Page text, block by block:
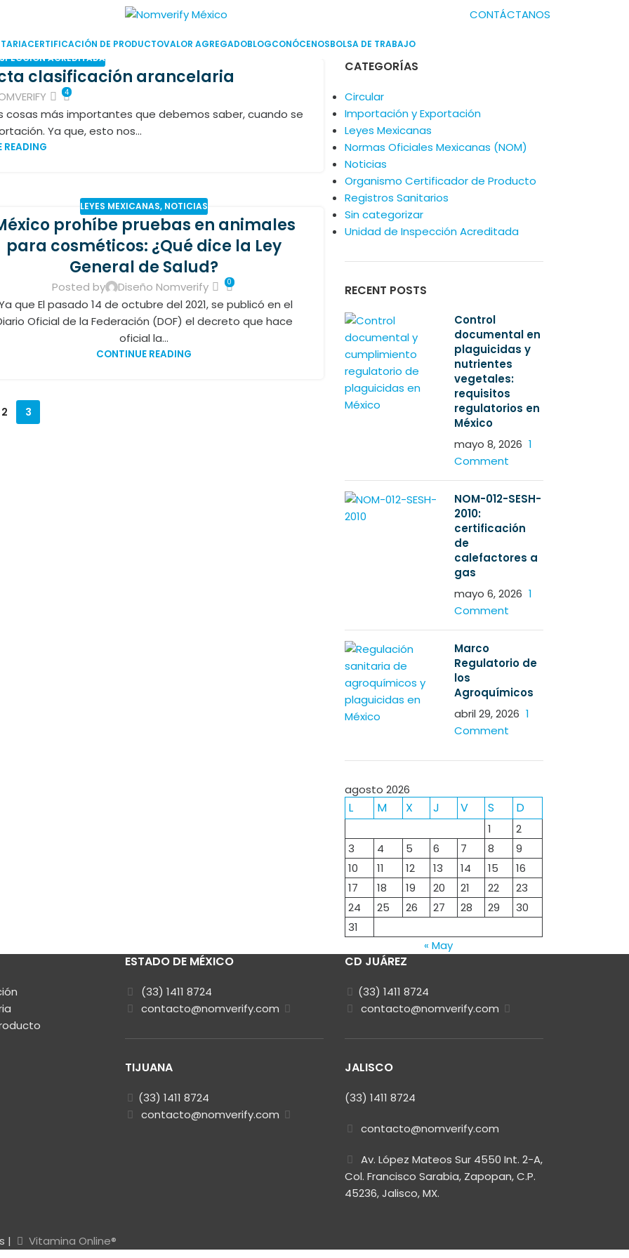
CONTÁCTANOS
CERTIFICACIÓN DE PRODUCTOVALOR AGREGADOBLOGCONÓCENOSBOLSA DE TRABAJO
ACREDITADA
clasificación arancelaria
4
más importantes que debemos saber, cuando se
Ya que, esto nos...
READING
LEYES MEXICANAS, NOTICIAS
prohíbe pruebas en animales
para cosméticos: ¿Qué dice la Ley
General de Salud?
Posted by Diseño Nomverify 0
que El pasado 14 de octubre del 2021, se publicó en el
Oficial de la Federación (DOF) el decreto que hace
oficial la...
CONTINUE READING
2 3
CATEGORÍAS
Circular
Importación y Exportación
Leyes Mexicanas
Normas Oficiales Mexicanas (NOM)
Noticias
Organismo Certificador de Producto
Registros Sanitarios
Sin categorizar
Unidad de Inspección Acreditada
RECENT POSTS
Control
documental en
plaguicidas y
nutrientes
vegetales:
requisitos
regulatorios en
México
mayo 8, 2026 1
Comment
NOM-012-SESH-
2010:
certificación
de
calefactores a
gas
mayo 6, 2026 1
Comment
Marco
Regulatorio de
los
Agroquímicos
abril 29, 2026 1
Comment
agosto 2026
L M X J V S D
1
2
3
4 5 6 7 8
9
10
11 12 13 14 15
16
17
18 19 20 21 22
23
24
25 26 27 28 29
30
31
« May
ESTADO DE MÉXICO
(33) 1411 8724
contacto@nomverify.com
TIJUANA
(33) 1411 8724
contacto@nomverify.com
CD JUÁREZ
(33) 1411 8724
contacto@nomverify.com
JALISCO
(33) 1411 8724
contacto@nomverify.com
Av. López Mateos Sur 4550 Int. 2-A,
Col. Francisco Sarabia, Zapopan, C.P.
45236, Jalisco, MX.
| Vitamina Online®